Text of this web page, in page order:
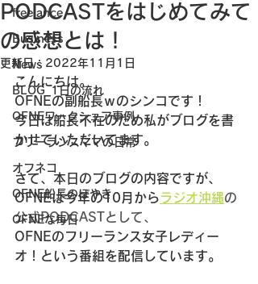
freelance
Business
News
BLOG_1日の流れ
OFNEワークシェア事例
フリーランスママの日常
オフネコ
OFNE船長のぼやき
OFNEな毎日
PODCASTをはじめてみて
の感想とは！
更新日： 2022年11月1日
こんにちは。
OFNEの副船長ｗのシンコです！
今日は船長不在のため私がブログを書
かせていただいてます。
さて、本日のブログの内容ですが、
OFNEは今年の10月からラジオ沖縄の
公式PODCASTとして、
OFNEのフリーランス女子レディー
オ！という番組を配信しています。